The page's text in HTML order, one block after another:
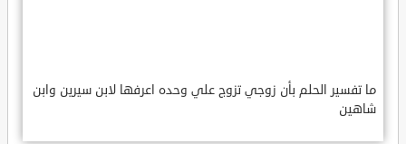
ما تفسير الحلم بأن زوجي تزوج علي وحده اعرفها لابن سيرين وابن
شاهين